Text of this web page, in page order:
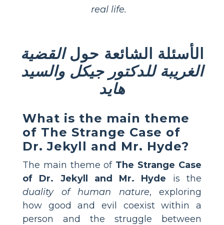
real life.
الأسئلة الشائعة حولالقضية
الغريبة للدكتور جيكل والسيد
هايد
What is the main theme
of The Strange Case of
Dr. Jekyll and Mr. Hyde?
The main theme of The Strange Case
of Dr. Jekyll and Mr. Hyde is the
duality of human nature, exploring
how good and evil coexist within a
person and the struggle between